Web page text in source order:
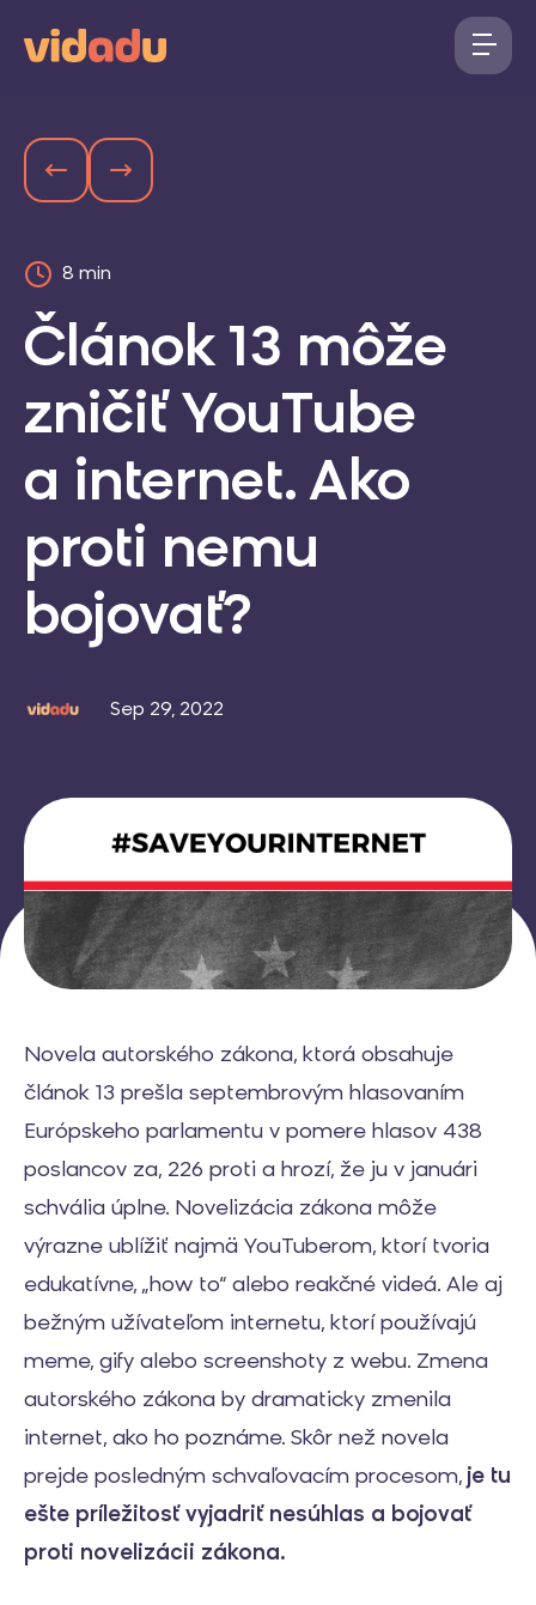
8 min
Článok 13 môže
zničiť YouTube
a internet. Ako
proti nemu
bojovať?
Sep 29, 2022
Novela autorského zákona, ktorá obsahuje
článok 13 prešla septembrovým hlasovaním
Európskeho parlamentu v pomere hlasov 438
poslancov za, 226 proti a hrozí, že ju v januári
schvália úplne. Novelizácia zákona môže
výrazne ublížiť najmä YouTuberom, ktorí tvoria
edukatívne, „how to“ alebo reakčné videá. Ale aj
bežným užívateľom internetu, ktorí používajú
meme, gify alebo screenshoty z webu. Zmena
autorského zákona by dramaticky zmenila
internet, ako ho poznáme. Skôr než novela
prejde posledným schvaľovacím procesom, je tu
ešte príležitosť vyjadriť nesúhlas a bojovať
proti novelizácii zákona.